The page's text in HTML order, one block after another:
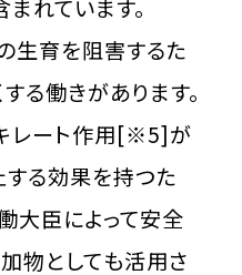
れています。
生育を阻害するた
る働きがあります。
レート作用[※5]が
する効果を持つた
大臣によって安全
物としても活用さ